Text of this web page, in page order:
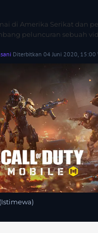
di Amerika Serikat dan
peluncuran sebuah
Diterbitkan 04 Juni 2020, 15:00